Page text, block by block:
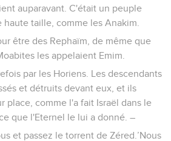
auparavant. C'était un peuple
taille, comme les Anakim.
être des Rephaïm, de même que
les appelaient Emim.
par les Horiens. Les descendants
et détruits devant eux, et ils
place, comme l'a fait Israël dans le
que l'Eternel le lui a donné. –
et passez le torrent de Zéred.’Nous